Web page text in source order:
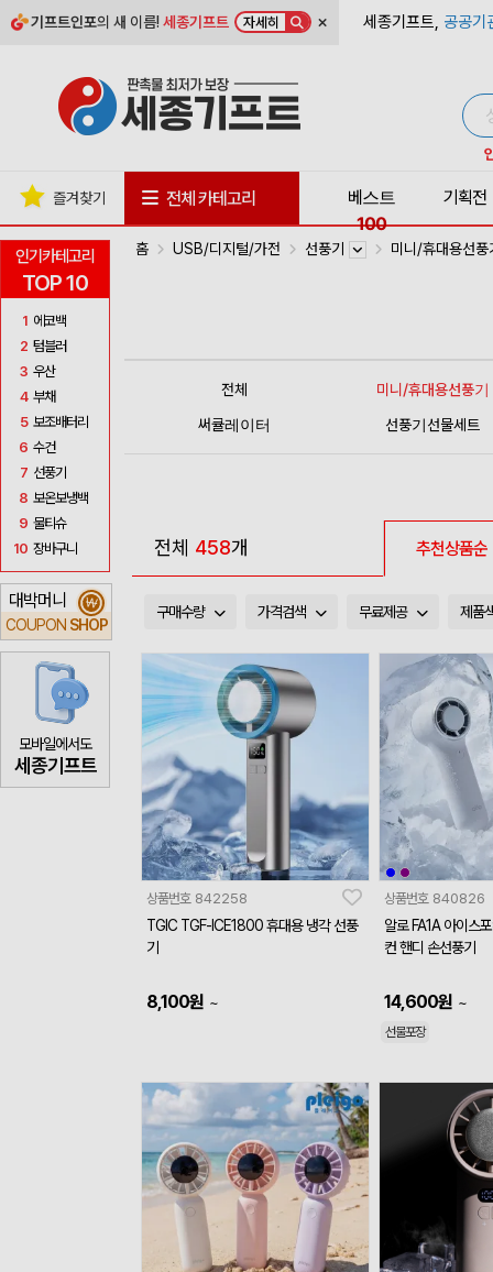
기프트인포의 새 이름!세종기프트 자세히 × 세종기프트, 공공기
인기카테고리
TOP 10
1 에코백
2 텀블러
3 우산
4 부채
5 보조배터리
6 수건
7 선풍기
8 보온보냉백
9 물티슈
10 장바구니
대박머니
COUPON SHOP
₩
모바일에서도
세종기프트
즐겨찾기 전체 카테고리
베스트
100
기획전
홈 USB/디지털/가전 선풍기 미니/휴대용선
전체
미니/휴대용선풍기
써큘레이터
선풍기선물세트
전체 458개 추천상품순
구매수량 가격검색 무료제공 제품
상품번호 842258
TGIC TGF-ICE1800 휴대용 냉각 선풍
기
8,100원 ~
상품번호 840826
알로 FA1A 아이스
컨 핸디 손선풍기
14,600원 ~
선물포장